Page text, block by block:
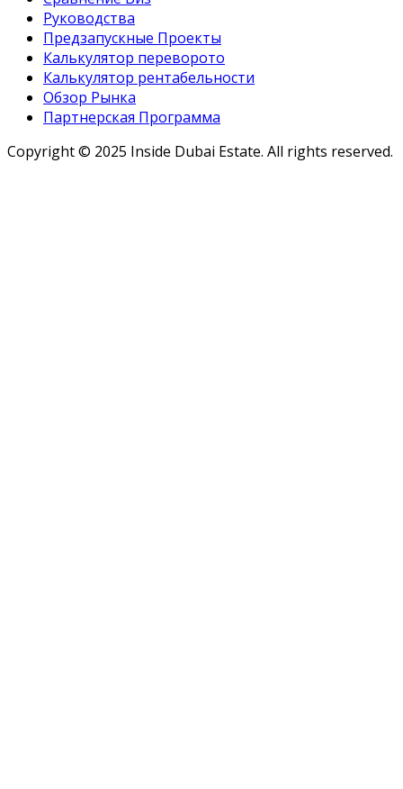
Руководства
Предзапускные Проекты
Калькулятор переворото
Калькулятор рентабельности
Обзор Рынка
Партнерская Программа
Copyright © 2025 Inside Dubai Estate. All rights reserved.